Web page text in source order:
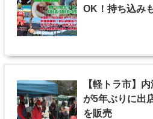
OK！持ち込み
【軽トラ市】
が5年ぶりに出
を販売